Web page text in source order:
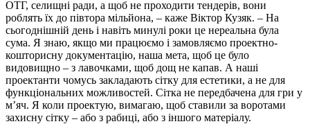
ОТГ, селищні ради, а щоб не проходити тендерів, вони
роблять їх до півтора мільйона, – каже Віктор Кузяк. – На
сьогоднішній день і навіть минулі роки це нереальна була
сума. Я знаю, якщо ми працюємо і замовляємо проектно-
кошторисну документацію, наша мета, щоб це було
видовищно – з лавочками, щоб дощ не капав. А наші
проектанти чомусь закладають сітку для естетики, а не для
функціональних можливостей. Сітка не передбачена для гри у
м’яч. Я коли проектую, вимагаю, щоб ставили за воротами
захисну сітку – або з рабиці, або з іншого матеріалу.